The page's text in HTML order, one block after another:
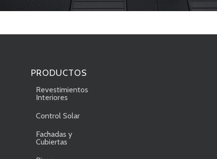
PRODUCTOS
Revestimientos
Interiores
Control Solar
Fachadas y
Cubiertas